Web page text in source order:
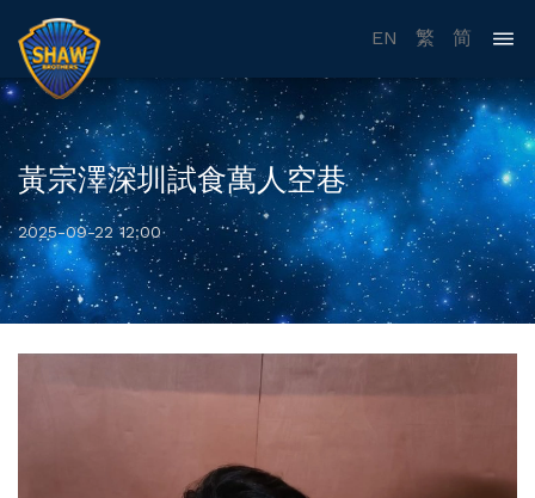
EN 繁 简
黃宗澤深圳試食萬人空巷
2025-09-22 12:00